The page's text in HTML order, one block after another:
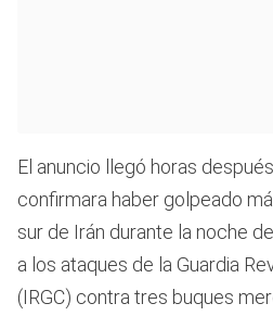
El anuncio llegó horas
confirmara haber golpeado
sur de Irán durante la noche
a los ataques de la Guardia
(IRGC) contra tres buques